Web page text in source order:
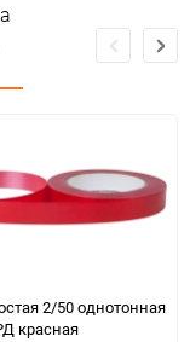
Для декора
требует
1
шт
2/50 однотонная
красная